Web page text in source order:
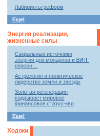
Лабиринты реформ
Еще!
Энергия реализации,
жизненные силы
Сакральные источники
энергии для монархов и ВИП-
персон…
Астрология и политическое
лидерство земли и звезды
Золотая регенерация
подрывает мировое
финансовое статус-кво
Еще!
Ходоки